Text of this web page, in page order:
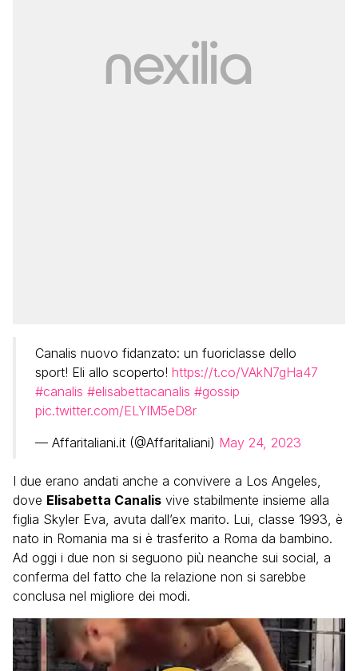
Canalis nuovo fidanzato: un fuoriclasse dello
sport! Eli allo scoperto! https://t.co/VAkN7gHa47
#canalis #elisabettacanalis #gossip
pic.twitter.com/ELYlM5eD8r
— Affaritaliani.it (@Affaritaliani) May 24, 2023
I due erano andati anche a convivere a Los Angeles,
dove Elisabetta Canalis vive stabilmente insieme alla
figlia Skyler Eva, avuta dall’ex marito. Lui, classe 1993, è
nato in Romania ma si è trasferito a Roma da bambino.
Ad oggi i due non si seguono più neanche sui social, a
conferma del fatto che la relazione non si sarebbe
conclusa nel migliore dei modi.